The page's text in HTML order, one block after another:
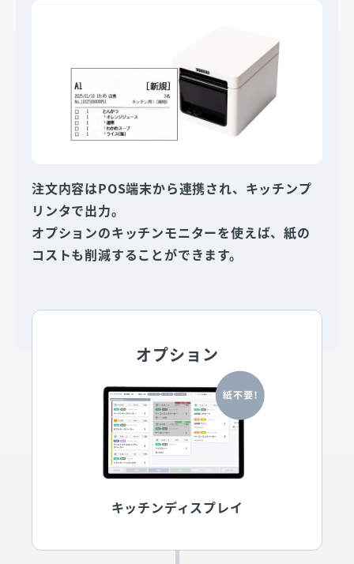
注文内容はPOS端末から連携され、キッチンプ
リンタで出力。
オプションのキッチンモニターを使えば、紙の
コストも削減することができます。
オプション
キッチンディスプレイ